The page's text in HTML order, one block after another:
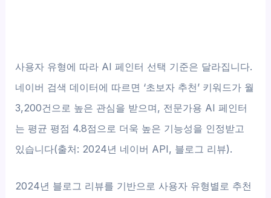
사용자 유형에 따라 AI 페인터 선택 기준은 달라집니다.
네이버 검색 데이터에 따르면 ‘초보자 추천’ 키워드가 월
3,200건으로 높은 관심을 받으며, 전문가용 AI 페인터
는 평균 평점 4.8점으로 더욱 높은 기능성을 인정받고
있습니다(출처: 2024년 네이버 API, 블로그 리뷰).
2024년 블로그 리뷰를 기반으로 사용자 유형별로 추천